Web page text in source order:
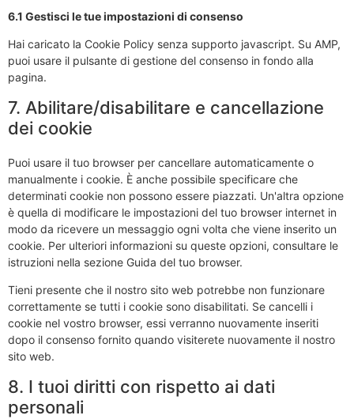
6.1 Gestisci le tue impostazioni di consenso
Hai caricato la Cookie Policy senza supporto javascript. Su AMP,
puoi usare il pulsante di gestione del consenso in fondo alla
pagina.
7. Abilitare/disabilitare e cancellazione
dei cookie
Puoi usare il tuo browser per cancellare automaticamente o
manualmente i cookie. È anche possibile specificare che
determinati cookie non possono essere piazzati. Un'altra opzione
è quella di modificare le impostazioni del tuo browser internet in
modo da ricevere un messaggio ogni volta che viene inserito un
cookie. Per ulteriori informazioni su queste opzioni, consultare le
istruzioni nella sezione Guida del tuo browser.
Tieni presente che il nostro sito web potrebbe non funzionare
correttamente se tutti i cookie sono disabilitati. Se cancelli i
cookie nel vostro browser, essi verranno nuovamente inseriti
dopo il consenso fornito quando visiterete nuovamente il nostro
sito web.
8. I tuoi diritti con rispetto ai dati
personali